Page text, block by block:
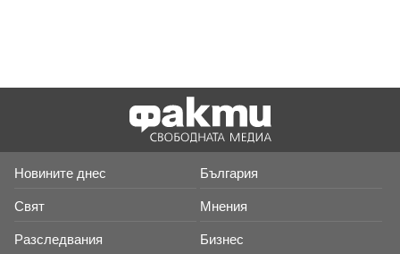
Новините днес България
Свят Мнения
Разследвания Бизнес